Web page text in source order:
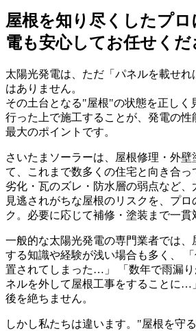
屋根を知り尽くしたプロ
電も安心してお任せくだ
太陽光発電は、ただ「パネルを載せ
はありません。
その土台となる"屋根"の状態を正しく
行った上で施工することが、発電の性
最大のポイントです。
さいたまソーラーは、屋根修理・外壁
て、これまで数多くの住宅と向き合っ
劣化・瓦のズレ・防水層の弱点など、
見逃されがちな屋根のリスクを、プ
ク。必要に応じて補修・塗装まで一貫
一般的な太陽光発電の専門業者では
する知識や経験が浅い場合も多く、
置されてしまった…」 「数年で雨漏
ネルを外して屋根工事をすることに…
後を絶ちません。
しかし私たちは違います。"屋根を守